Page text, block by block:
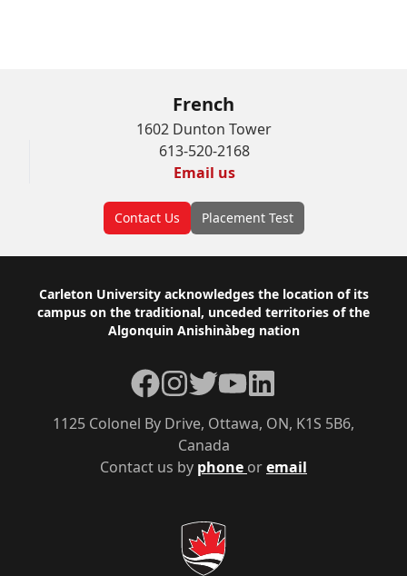
French
1602 Dunton Tower
613-520-2168
Email us
Contact Us Placement Test
Footer
Carleton University acknowledges the location of its
campus on the traditional, unceded territories of the
Algonquin Anishinàbeg nation
Contact us by phone oremail
1125 Colonel By Drive, Ottawa, ON, K1S 5B6,
Canada
Facebook
Instagram
TwitterYouTubeLinkedIn